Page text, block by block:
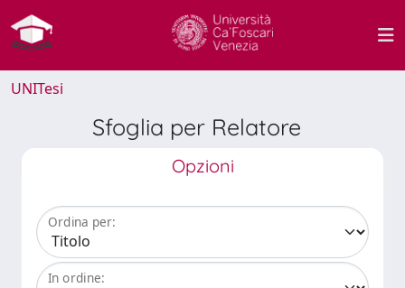
UNITesi
Sfoglia per Relatore
Opzioni
Ordina per:
In ordine: